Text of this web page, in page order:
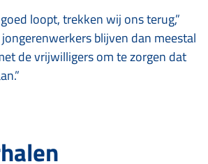
loopt, trekken wij ons terug,”
blijven dan meestal
de vrijwilligers om te zorgen dat